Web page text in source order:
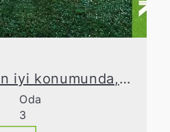
Mettmann’ın en iyi konumunda, geniş teraslı şirin üç odalı daire
Oda
3